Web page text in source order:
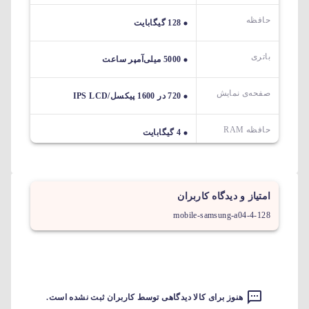
حافظه 128 گیگابایت
باتری 5000 میلی‌آمپر ساعت
صفحه‌ی نمایش 720 در 1600 پیکسل/IPS LCD
حافظه RAM 4 گیگابایت
امتیاز و دیدگاه کاربران
mobile-samsung-a04-4-128
هنوز برای کالا دیدگاهی توسط کاربران ثبت نشده است.